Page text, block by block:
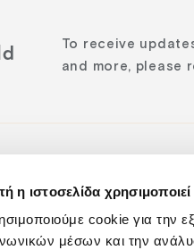
η ιστοσελίδα
cookie για την
μέσων και την
To receive
and more, please
Follow us on: